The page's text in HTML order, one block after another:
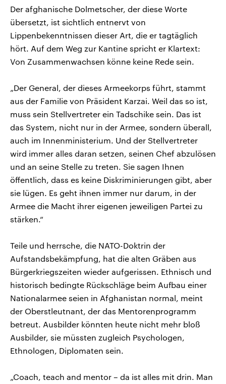
Der afghanische Dolmetscher, der diese Worte
übersetzt, ist sichtlich entnervt von
Lippenbekenntnissen dieser Art, die er tagtäglich
hört. Auf dem Weg zur Kantine spricht er Klartext:
Von Zusammenwachsen könne keine Rede sein.
„Der General, der dieses Armeekorps führt, stammt
aus der Familie von Präsident Karzai. Weil das so ist,
muss sein Stellvertreter ein Tadschike sein. Das ist
das System, nicht nur in der Armee, sondern überall,
auch im Innenministerium. Und der Stellvertreter
wird immer alles daran setzen, seinen Chef abzulösen
und an seine Stelle zu treten. Sie sagen Ihnen
öffentlich, dass es keine Diskriminierungen gibt, aber
sie lügen. Es geht ihnen immer nur darum, in der
Armee die Macht ihrer eigenen jeweiligen Partei zu
stärken.“
Teile und herrsche, die NATO-Doktrin der
Aufstandsbekämpfung, hat die alten Gräben aus
Bürgerkriegszeiten wieder aufgerissen. Ethnisch und
historisch bedingte Rückschläge beim Aufbau einer
Nationalarmee seien in Afghanistan normal, meint
der Oberstleutnant, der das Mentorenprogramm
betreut. Ausbilder könnten heute nicht mehr bloß
Ausbilder, sie müssten zugleich Psychologen,
Ethnologen, Diplomaten sein.
„Coach, teach and mentor – da ist alles mit drin. Man